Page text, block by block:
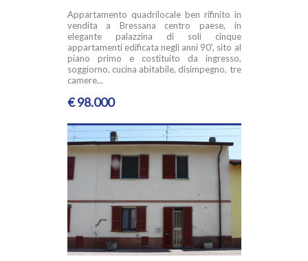
Appartamento quadrilocale ben rifinito in
vendita a Bressana centro paese, in
elegante palazzina di soli cinque
appartamenti edificata negli anni 90’, sito al
piano primo e costituito da ingresso,
soggiorno, cucina abitabile, disimpegno, tre
camere...
€ 98.000